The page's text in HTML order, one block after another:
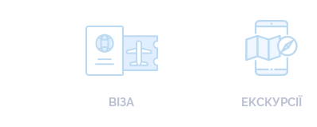
ВІЗА ЕКСКУРСІЇ